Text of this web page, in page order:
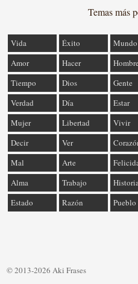
Temas más
Vida Éxito Mundo
Amor
Hacer
Tiempo
Dios Gente
Verdad
Día Estar
Mujer
Libertad Vivir
Decir
Ver
Mal
Arte
Alma
Trabajo
Estado
Razón Pueblo
© 2013-2026 Aki Frases